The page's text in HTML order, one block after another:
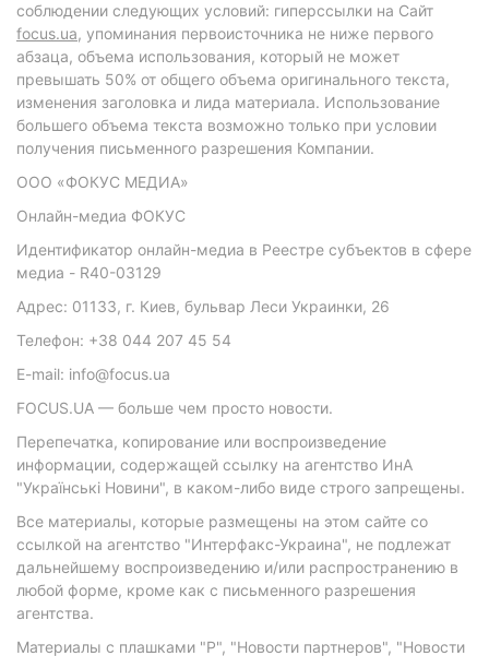
соблюдении следующих условий: гиперссылки на Сайт
focus.ua, упоминания первоисточника не ниже первого
абзаца, объема использования, который не может
превышать 50% от общего объема оригинального текста,
изменения заголовка и лида материала. Использование
большего объема текста возможно только при условии
получения письменного разрешения Компании.
ООО «ФОКУС МЕДИА»
Онлайн-медиа ФОКУС
Идентификатор онлайн-медиа в Реестре субъектов в сфере
медиа - R40-03129
Адрес: 01133, г. Киев, бульвар Леси Украинки, 26
Телефон: +38 044 207 45 54
E-mail: info@focus.ua
FOCUS.UA — больше чем просто новости.
Перепечатка, копирование или воспроизведение
информации, содержащей ссылку на агентство ИнА
"Українські Новини", в каком-либо виде строго запрещены.
Все материалы, которые размещены на этом сайте со
ссылкой на агентство "Интерфакс-Украина", не подлежат
дальнейшему воспроизведению и/или распространению в
любой форме, кроме как с письменного разрешения
агентства.
Материалы с плашками "Р", "Новости партнеров", "Новости